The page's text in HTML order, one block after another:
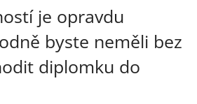
je opravdu
byste neměli bez
diplomku do